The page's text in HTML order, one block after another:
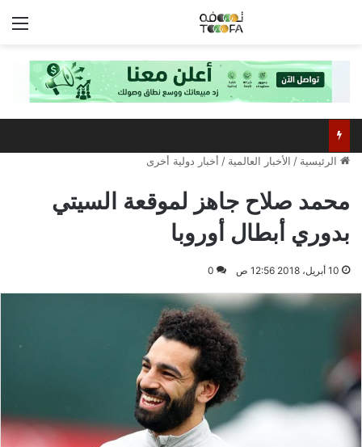
الرئيسية / الأخبار العالمية / أخبار دولية أخرى
محمد صلاح جاهز لموقعة السيتي
بدوري أبطال أوروبا
10 أبريل، 2018 12:56 ص 0